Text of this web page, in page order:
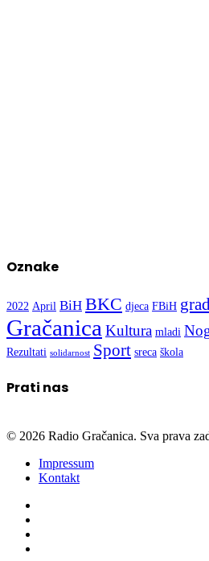
Oznake
2022 April BiH BKC djeca FBiH
GračanicaKultura mladi
Rezultati solidarnost Sport sreca škola
Prati nas
© 2026 Radio Gračanica. Sva prava
Impressum
Kontakt